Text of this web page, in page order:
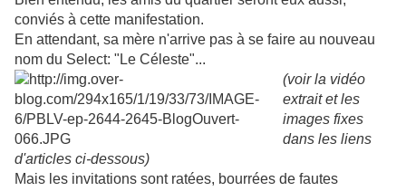
conviés à cette manifestation.
En attendant, sa mère n'arrive pas à se faire au nouveau
nom du Select: "Le Céleste"...
(voir la vidéo
extraitet les
images fixes
dans les liens
d'articles ci-dessous)
Mais les invitations sont ratées, bourrées de fautes